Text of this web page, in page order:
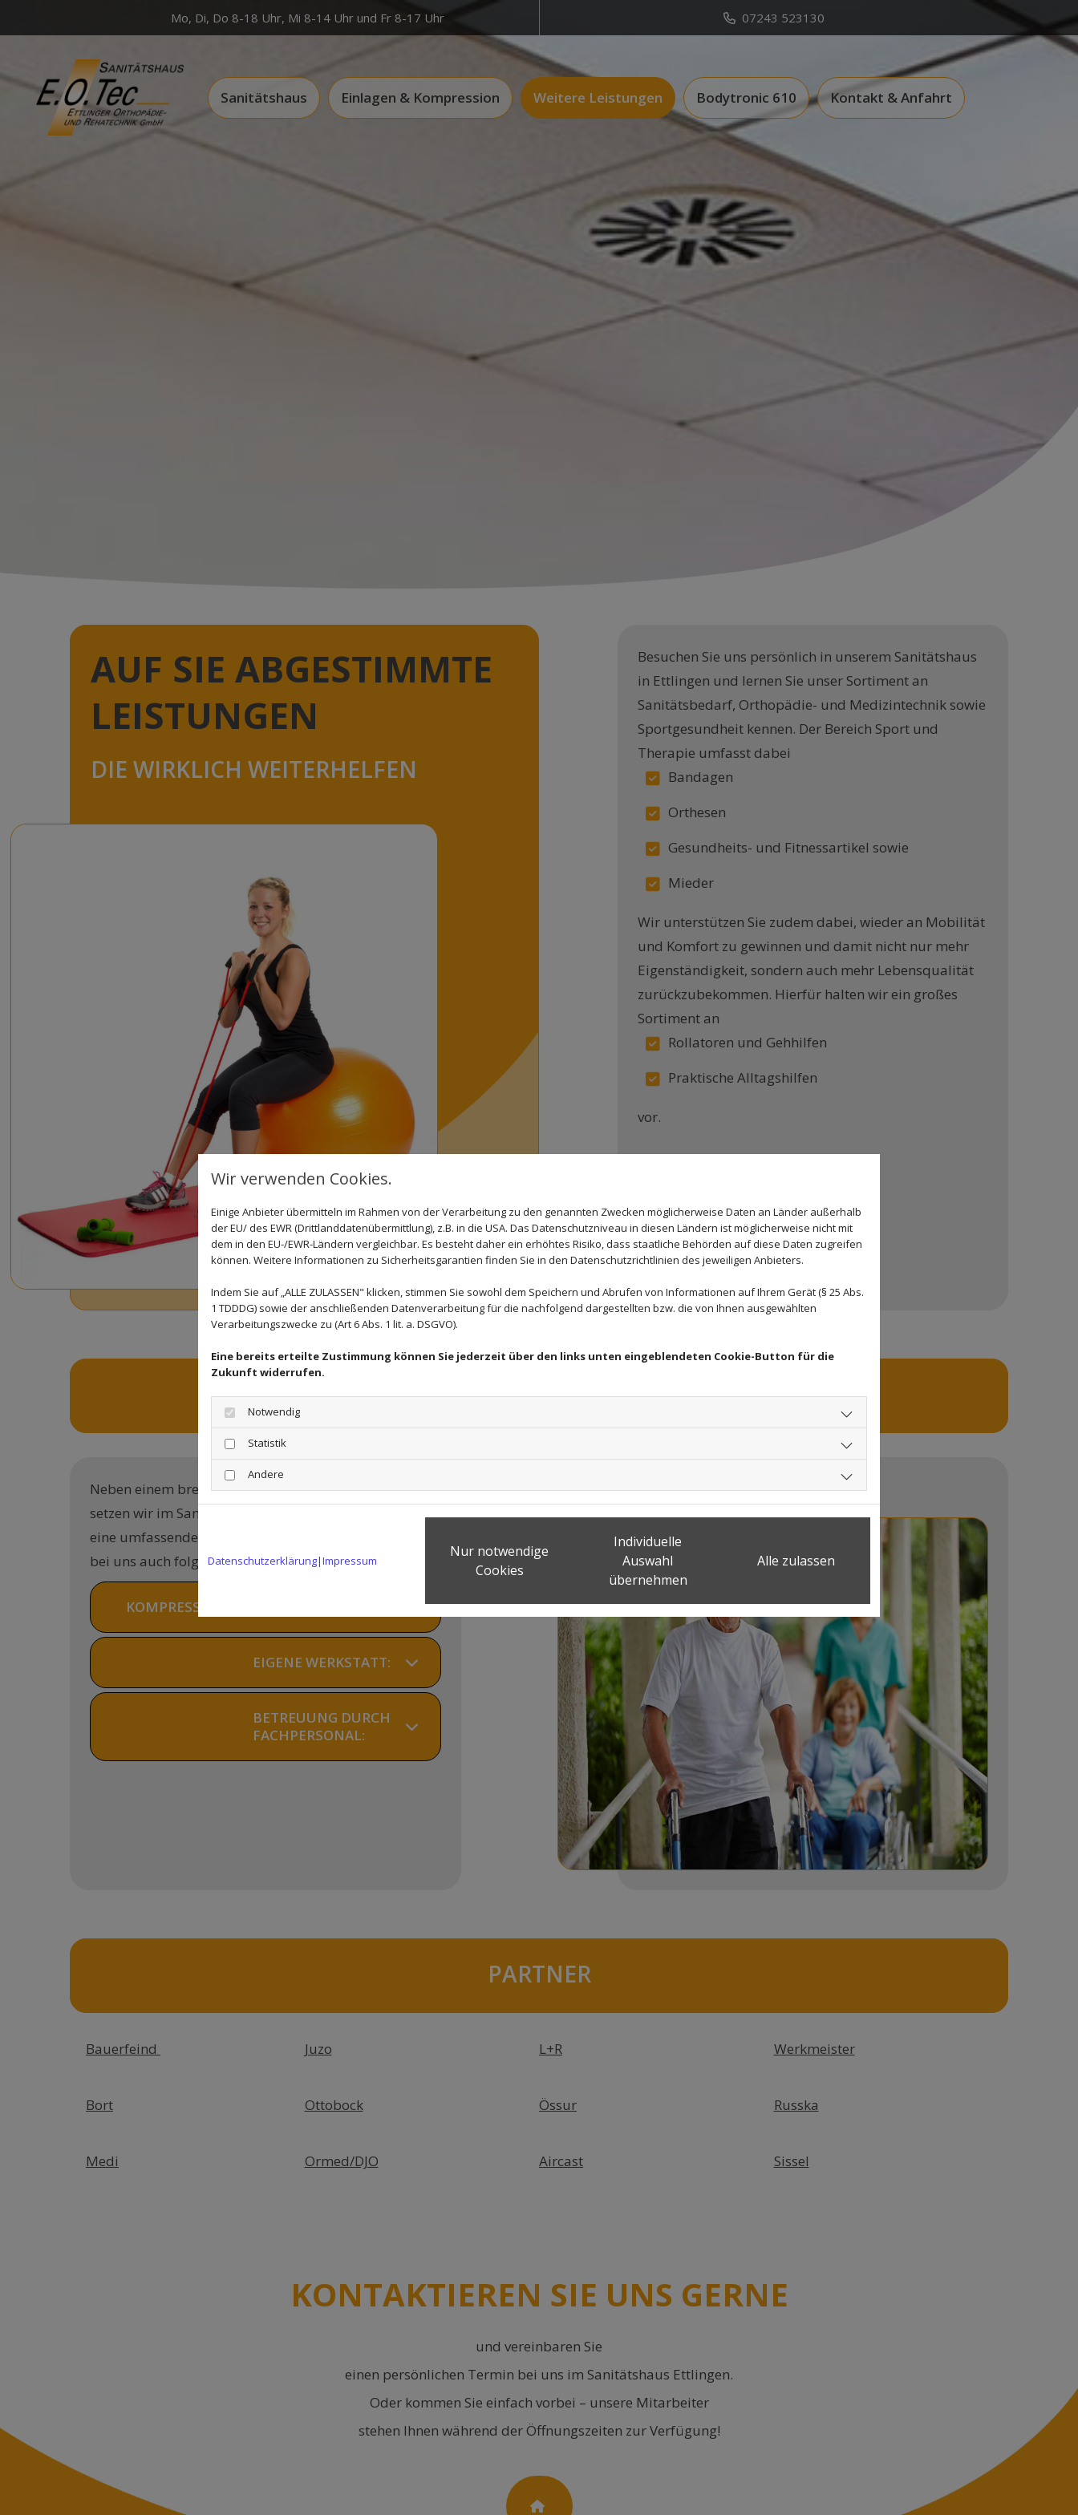
Mo, Di, Do 8-18 Uhr, Mi 8-14 Uhr und Fr 8-17 Uhr 07243 523130
Sanitätshaus Einlagen & Kompression Weitere Leistungen Bodytronic 610 Kontakt & Anfahrt
AUF SIE ABGESTIMMTE
LEISTUNGEN
DIE WIRKLICH WEITERHELFEN
Besuchen Sie uns persönlich in unserem Sanitätshaus
in Ettlingen und lernen Sie unser Sortiment an
Sanitätsbedarf, Orthopädie- und Medizintechnik sowie
Sportgesundheit kennen. Der Bereich Sport und
Therapie umfasst dabei
Bandagen
Orthesen
Gesundheits- und Fitnessartikel sowie
Mieder
Wir unterstützen Sie zudem dabei, wieder an Mobilität
und Komfort zu gewinnen und damit nicht nur mehr
Eigenständigkeit, sondern auch mehr Lebensqualität
zurückzubekommen. Hierfür halten wir ein großes
Sortiment an
Rollatoren und Gehhilfen
Praktische Alltagshilfen
vor.
WIR SETZEN AUF KUNDENZUFRIEDENHEIT
Neben einem breit aufgestellten Produktsortiment
setzen wir im Sanitätshaus E.O. Tec GmbH auch auf
eine umfassende Kundenbetreuung. Daher können Sie
bei uns auch folgende Leistungen in Anspruch nehmen:
KOMPRESSIONSSTRUMPFVERSORGUNG:
EIGENE WERKSTATT:
BETREUUNG DURCH
FACHPERSONAL:
PARTNER
Bauerfeind
Bort
Medi
Juzo
Ottobock
Ormed/DJO
L+R
Össur
Aircast
Werkmeister
Russka
Sissel
KONTAKTIEREN SIE UNS GERNE
und vereinbaren Sie
einen persönlichen Termin bei uns im Sanitätshaus Ettlingen.
Oder kommen Sie einfach vorbei – unsere Mitarbeiter
stehen Ihnen während der Öffnungszeiten zur Verfügung!
Wir verwenden Cookies.
Einige Anbieter übermitteln im Rahmen von der Verarbeitung zu den genannten Zwecken möglicherweise Daten an Länder außerhalb
der EU/ des EWR (Drittlanddatenübermittlung), z.B. in die USA. Das Datenschutzniveau in diesen Ländern ist möglicherweise nicht mit
dem in den EU-/EWR-Ländern vergleichbar. Es besteht daher ein erhöhtes Risiko, dass staatliche Behörden auf diese Daten zugreifen
können. Weitere Informationen zu Sicherheitsgarantien finden Sie in den Datenschutzrichtlinien des jeweiligen Anbieters.
Indem Sie auf „ALLE ZULASSEN" klicken, stimmen Sie sowohl dem Speichern und Abrufen von Informationen auf Ihrem Gerät (§ 25 Abs.
1 TDDDG) sowie der anschließenden Datenverarbeitung für die nachfolgend dargestellten bzw. die von Ihnen ausgewählten
Verarbeitungszwecke zu (Art 6 Abs. 1 lit. a. DSGVO).
Eine bereits erteilte Zustimmung können Sie jederzeit über den links unten eingeblendeten Cookie-Button für die
Zukunft widerrufen.
Notwendig
Statistik
Andere
Datenschutzerklärung|Impressum
Nur notwendige
Cookies
Individuelle
Auswahl
übernehmen
Alle zulassen